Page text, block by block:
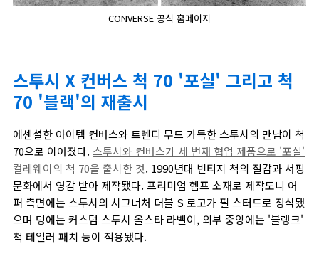
CONVERSE 공식 홈페이지
스투시 X 컨버스 척 70 '포실' 그리고 척
70 '블랙'의 재출시
에센셜한 아이템 컨버스와 트렌디 무드 가득한 스투시의 만남이 척
70으로 이어졌다. 스투시와 컨버스가 세 번재 협업 제품으로 '포실'
컬레웨이의 척 70을 출시한 것. 1990년대 빈티지 척의 질감과 서핑
문화에서 영감 받아 제작됐다. 프리미엄 헴프 소재로 제작도니 어
퍼 측면에는 스투시의 시그너처 더블 S 로고가 펄 스터드로 장식됐
으며 텅에는 커스텀 스투시 올스타 라벨이, 외부 중앙에는 '블랭크'
척 테일러 패치 등이 적용됐다.